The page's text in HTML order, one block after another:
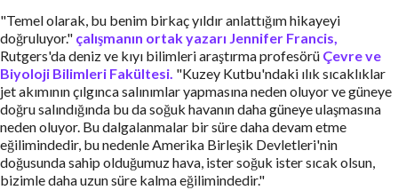
"Temel olarak, bu benim birkaç yıldır anlattığım hikayeyi
doğruluyor." çalışmanın ortak yazarı Jennifer Francis,
Rutgers'da deniz ve kıyı bilimleri araştırma profesörü Çevre ve
Biyoloji Bilimleri Fakültesi. "Kuzey Kutbu'ndaki ılık sıcaklıklar
jet akımının çılgınca salınımlar yapmasına neden oluyor ve güneye
doğru salındığında bu da soğuk havanın daha güneye ulaşmasına
neden oluyor. Bu dalgalanmalar bir süre daha devam etme
eğilimindedir, bu nedenle Amerika Birleşik Devletleri'nin
doğusunda sahip olduğumuz hava, ister soğuk ister sıcak olsun,
bizimle daha uzun süre kalma eğilimindedir."